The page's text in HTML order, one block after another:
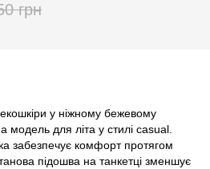
грн
у ніжному бежевому
модель для літа у стилі casual.
забезпечує комфорт протягом
підошва на танкетці зменшує